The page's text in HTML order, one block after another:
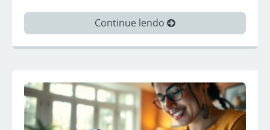
Continue lendo